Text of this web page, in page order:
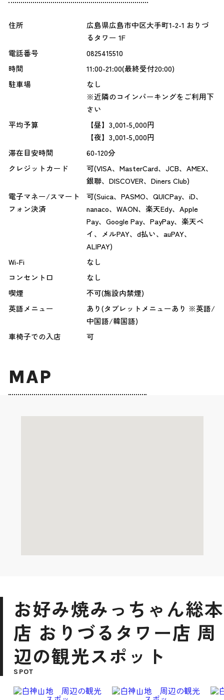
住所
広島県広島市中区大手町1-2-1 おりづ
るタワー 1F
電話番号
0825415510
時間
11:00-21:00(最終受付20:00)
駐車場
なし
※近隣のコインパーキングをご利用下
さい
平均予算
【昼】3,001-5,000円
【夜】3,001-5,000円
滞在目安時間
60-120分
クレジットカード
可(VISA、MasterCard、JCB、AMEX、
銀聯、DISCOVER、Diners Club)
電子マネー/スマート
フォン決済
可(Suica、PASMO、QUICPay、iD、
nanaco、WAON、楽天Edy、Apple
Pay、Google Pay、PayPay、楽天ペ
イ、メルPAY、d払い、auPAY、
ALIPAY)
Wi-Fi
なし
コンセント口
なし
喫煙
不可(施設内禁煙)
英語メニュー
あり(タブレットメニューあり ※英語/
中国語/韓国語)
車椅子での入店
可
MAP
お好み焼みっちゃん総本
店 おりづるタワー店 周
辺の観光スポット
SPOT